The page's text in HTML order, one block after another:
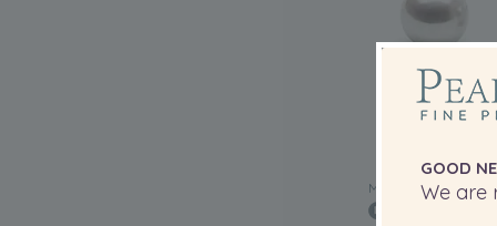
MINŐSÉG:
GOOD
We are